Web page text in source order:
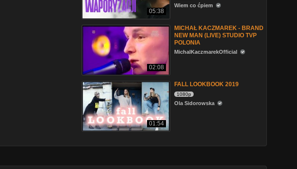
05:38
Wiem co ćpiem
02:08
MICHAŁ KACZMAREK - BRAND
NEW MAN (LIVE) STUDIO TVP
POLONIA
MichalKaczmarekOfficial
01:54
FALL LOOKBOOK 2019
1080p
Ola Sidorowska